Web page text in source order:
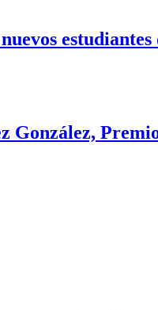
González,